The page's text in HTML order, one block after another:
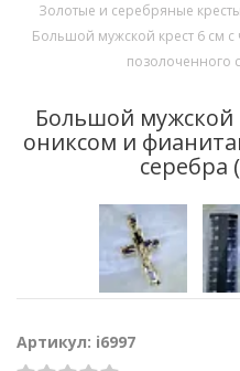
Золотые и серебряные
Большой мужской крест 6 см
позолоченного
Большой мужской
ониксом и
серебра
Артикул: i6997